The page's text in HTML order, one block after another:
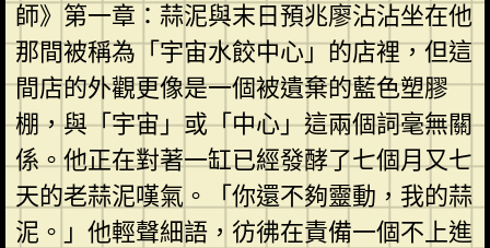
師》第一章：蒜泥與末日預兆廖沾沾坐在他
那間被稱為「宇宙水餃中心」的店裡，但這
間店的外觀更像是一個被遺棄的藍色塑膠
棚，與「宇宙」或「中心」這兩個詞毫無關
係。他正在對著一缸已經發酵了七個月又七
天的老蒜泥嘆氣。「你還不夠靈動，我的蒜
泥。」他輕聲細語，彷彿在責備一個不上進